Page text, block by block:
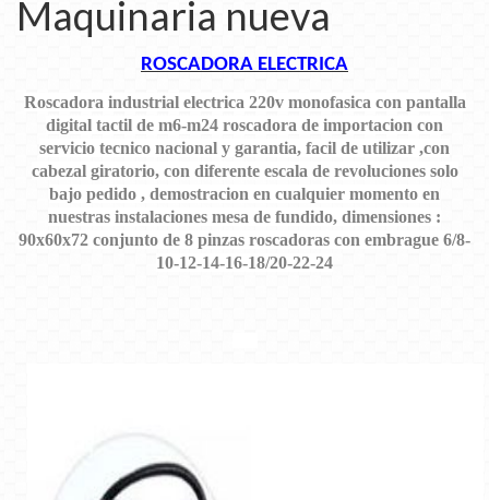
Maquinaria nueva
ROSCADORA ELECTRICA
Roscadora industrial electrica 220v monofasica con pantalla
digital tactil de m6-m24 roscadora de importacion con
servicio tecnico nacional y garantia, facil de utilizar ,con
cabezal giratorio, con diferente escala de revoluciones solo
bajo pedido , demostracion en cualquier momento en
nuestras instalaciones mesa de fundido, dimensiones :
90x60x72 conjunto de 8 pinzas roscadoras con embrague 6/8-
10-12-14-16-18/20-22-24